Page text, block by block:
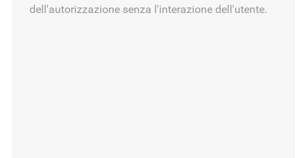
dell'autorizzazione senza l'interazione dell'utente.